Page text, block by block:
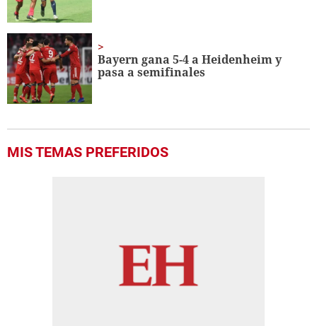
Bayern gana 5-4 a Heidenheim y
pasa a semifinales
MIS TEMAS PREFERIDOS